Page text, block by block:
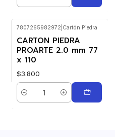
Cantidad
7807265982972 Cartón Piedra
CARTON PIEDRA
PROARTE 2.0 mm 77
x 110
$3.800
Cantidad